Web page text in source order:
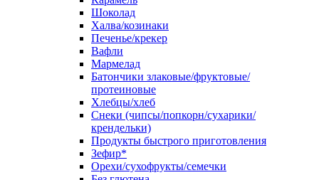
Шоколад
Халва/козинаки
Печенье/крекер
Вафли
Мармелад
Батончики злаковые/фруктовые/
протеиновые
Хлебцы/хлеб
Снеки (чипсы/попкорн/сухарики/
крендельки)
Продукты быстрого приготовления
Зефир*
Орехи/сухофрукты/семечки